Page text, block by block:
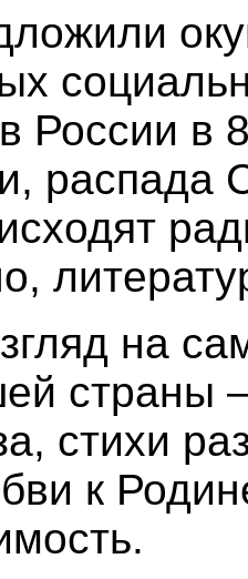
России в
распада
на
страны
стихи
к